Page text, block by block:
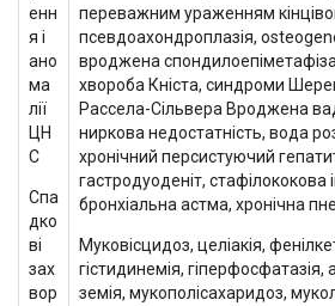
енн
я і
ано
ма
лії
ЦН
С
Спа
дко
ві
зах
вор
переважним ураженням
псевдоахондроплазія,
вроджена
хвороба Кніста, синдроми
Рассела-Сільвера Вроджена
ниркова недостатність, вода
хронічний персистуючий
гастродуоденіт, стафілококова
бронхіальна астма, хронічна
Муковісцидоз, целіакія,
гістидинемія, гіперфосфатазія,
земія, мукополісахаридоз,